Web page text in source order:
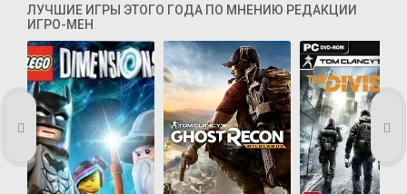
ЛУЧШИЕ ИГРЫ ЭТОГО ГОДА ПО МНЕНИЮ РЕДАКЦИИ
ИГРО-МЕН